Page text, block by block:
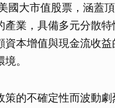
國大市值股票，涵蓋
產業，具備多元分散
資本增值與現金流收
。
策的不確定性而波動